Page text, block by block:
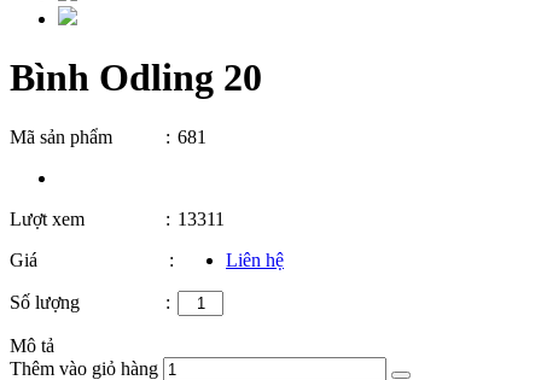
Bình Odling 20
Mã sản phẩm : 681
Lượt xem : 13311
Giá
: Liên hệ
Số lượng :
Mô tả
Thêm vào giỏ hàng